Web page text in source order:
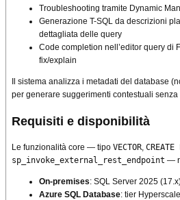
Troubleshooting tramite Dynamic
Generazione T-SQL da descrizioni
dettagliata delle query
Code completion nell’editor query di
fix/explain
Il sistema analizza i metadati del database
per generare suggerimenti contestuali
Requisiti e disponibilità
Le funzionalità core — tipo VECTOR CREATE
sp_invoke_external_rest_endpoint —
On-premises: SQL Server 2025
Azure SQL Database: tier Hyperscale